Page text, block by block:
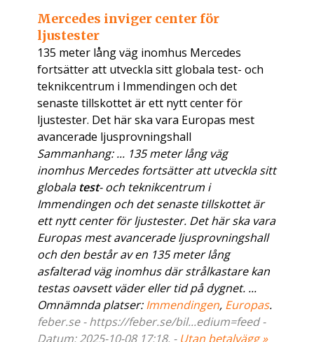
Mercedes inviger center för
ljustester
135 meter lång väg inomhus Mercedes
fortsätter att utveckla sitt globala test- och
teknikcentrum i Immendingen och det
senaste tillskottet är ett nytt center för
ljustester. Det här ska vara Europas mest
avancerade ljusprovningshall
Sammanhang: ... 135 meter lång väg
inomhus Mercedes fortsätter att utveckla sitt
globala test- och teknikcentrum i
Immendingen och det senaste tillskottet är
ett nytt center för ljustester. Det här ska vara
Europas mest avancerade ljusprovningshall
och den består av en 135 meter lång
asfalterad väg inomhus där strålkastare kan
testas oavsett väder eller tid på dygnet. ...
Omnämnda platser:Immendingen, Europas.
feber.se - https://feber.se/bil...edium=feed -
Datum: 2025-10-08 17:18. - Utan betalvägg »